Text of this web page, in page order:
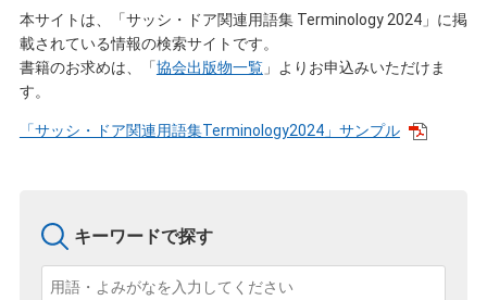
本サイトは、「サッシ・ドア関連用語集 Terminology 2024」に掲
載されている情報の検索サイトです。
書籍のお求めは、「協会出版物一覧」よりお申込みいただけま
す。
「サッシ・ドア関連用語集Terminology2024」サンプル
キーワードで探す